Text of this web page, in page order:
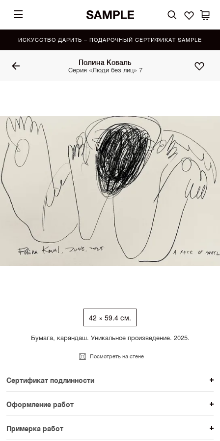
ИСКУССТВО ДАРИТЬ – ПОДАРОЧНЫЙ СЕРТИФИКАТ SAMPLE
Полина Коваль
Серия «Люди без лиц» 7
42 × 59.4 см.
Бумага, карандаш. Уникальное произведение. 2025.
Посмотреть на стене
Сертификат подлинности
К каждому авторскому произведению мы
прикладываем сертификат подлинности. Для товаров
раздела SAMPLE СЕРИЯ сертификаты не
Оформление работ
При покупке произведения вы можете выбрать и
оплатить вариант оформления. На сайте доступен
Примерка работ